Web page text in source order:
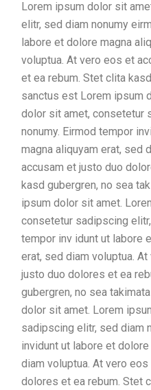
Lorem ipsum dolor sit
elitr, sed diam nonumy
labore et dolore magna
voluptua. At vero eos et
et ea rebum. Stet clita
sanctus est Lorem ipsum
dolor sit amet, consetetur
nonumy. Eirmod tempor
magna aliquyam erat, sed
accusam et justo duo
kasd gubergren, no sea
ipsum dolor sit amet.
consetetur sadipscing
tempor inv idunt ut labore
erat, sed diam voluptua.
justo duo dolores et ea
gubergren, no sea
dolor sit amet. Lorem
sadipscing elitr, sed diam
invidunt ut labore et
diam voluptua. At vero
dolores et ea rebum. Stet